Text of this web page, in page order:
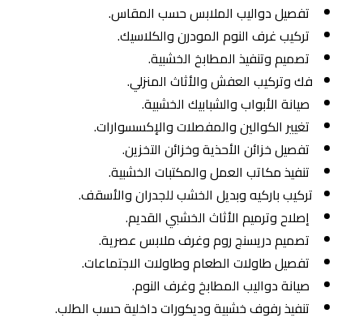
تفصيل دواليب الملابس حسب المقاس.
تركيب غرف النوم المودرن والكلاسيك.
تصميم وتنفيذ المطابخ الخشبية.
فك وتركيب العفش والأثاث المنزلي.
صيانة الأبواب والشبابيك الخشبية.
تغيير الكوالين والمفصلات والإكسسوارات.
تفصيل خزائن الأحذية وخزائن التخزين.
تنفيذ مكاتب العمل والمكتبات الخشبية.
تركيب باركيه وبديل الخشب للجدران والأسقف.
إصلاح وترميم الأثاث الخشبي القديم.
تصميم دريسنج روم وغرف ملابس عصرية.
تفصيل طاولات الطعام وطاولات الاجتماعات.
صيانة دواليب المطابخ وغرف النوم.
تنفيذ رفوف خشبية وديكورات داخلية حسب الطلب.